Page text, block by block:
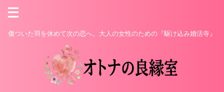
傷ついた羽を休めて次の恋へ。大人の女性のための『駆け込み婚活寺』